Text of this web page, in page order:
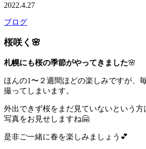
2022.4.27
ブログ
桜咲く🌸
札幌にも桜の季節がやってきました🌸
ほんの1〜２週間ほどの楽しみですが、
撮ってしまいます。
外出できず桜をまだ見ていないという方
写真をお見せしますね🤗
是非ご一緒に春を楽しみましょう💕